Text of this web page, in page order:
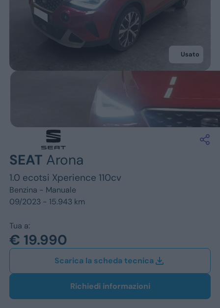
Marchi
Fiat
Renault
Usato
SEAT Arona
1.0 ecotsi Xperience 110cv
Benzina - Manuale
09/2023 - 15.943 km
Tua a:
€ 19.990
Scarica la scheda tecnica
Richiedi informazioni